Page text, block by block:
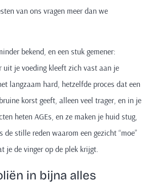
van ons vragen meer dan we
bekend, en een stuk gemener:
uit je voeding kleeft zich vast aan je
langzaam hard, hetzelfde proces dat een
korst geeft, alleen veel trager, en in je
heten AGEs, en ze maken je huid stug,
stille reden waarom een gezicht “moe”
je de vinger op de plek krijgt.
in bijna alles